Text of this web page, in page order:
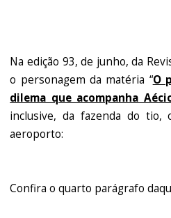
Na edição 93, de junho, da
o personagem da matéria “O
dilema que acompanha
inclusive, da fazenda do tio,
aeroporto:
Confira o quarto parágrafo